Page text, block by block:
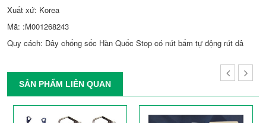
Xuất xứ: Korea
Mã: :M001268243
Quy cách: Dây chống sốc Hàn Quốc Stop có nút bấm tự động rút dâ
SẢN PHẨM LIÊN QUAN